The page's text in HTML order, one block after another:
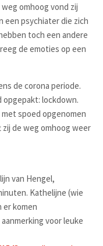
omhoog vond zij
een psychiater die zich
toch een andere
de emoties op een
de corona periode.
opgepakt: lockdown.
spoed opgenomen
de weg omhoog weer
van Hengel,
Kathelijne (wie
er komen
voor leuke